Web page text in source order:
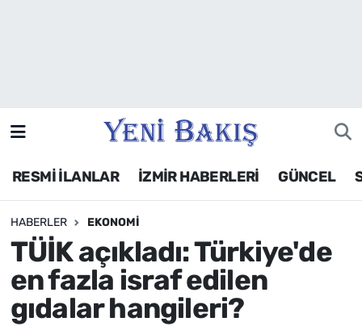
RESMİ İLANLAR İZMİR HABERLERİ GÜNCEL
HABERLER EKONOMI
TÜİK açıkladı: Türkiye'de
en fazla israf edilen
gıdalar hangileri?
Siyaset
Asayiş / Polis-Adliye
Spor
Magazin